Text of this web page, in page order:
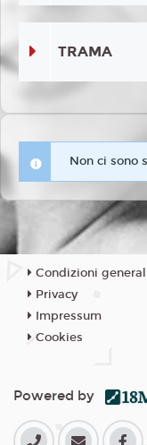
TRAMA
Non ci sono
Condizioni
Privacy
Impressum
Cookies
Powered by